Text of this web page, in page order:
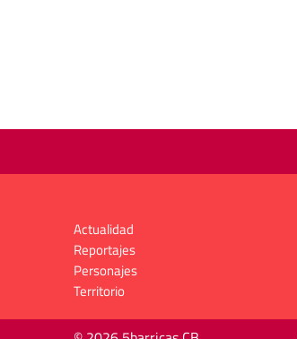
Actualidad
Reportajes
Personajes
Territorio